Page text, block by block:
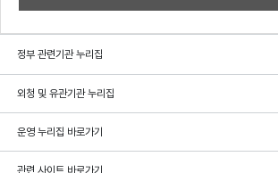
정부 관련기관 누리집
외청 및 유관기관 누리집
운영 누리집 바로가기
관련 사이트 바로가기